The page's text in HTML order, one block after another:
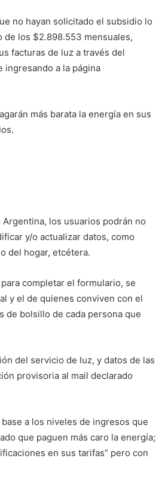
no hayan solicitado el subsidio lo
los $2.898.553 mensuales,
facturas de luz a través del
ingresando a la página
más barata la energía en sus
los usuarios podrán no
y/o actualizar datos, como
del hogar, etcétera.
completar el formulario, se
y el de quienes conviven con el
de bolsillo de cada persona que
del servicio de luz, y datos de las
provisoria al mail declarado
a los niveles de ingresos que
que paguen más caro la energía;
en sus tarifas” pero con